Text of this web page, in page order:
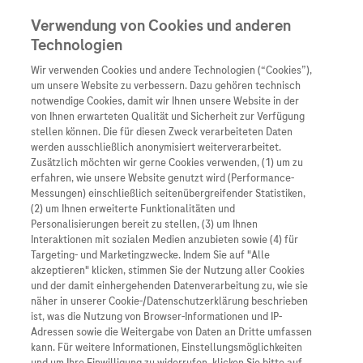
Unternehmen
Übersicht
Wer wir sind
Was uns antreibt
Unsere Standorte
Roche Stories
Events
Innovation
Übersicht
Forschung
Personalisierte
Digitalisierung
Blog Zukunftslabor
Übersicht
Unser Service für
Informationen zu
Diagnostik ist
Klinische Studien
Arzneimittel
Übersicht
Arzneimittel A-Z
Roche Pipeline
Roche Fachportal
Diagnostik
Kontakt
Presse
Karriere
Eine Krebsbehandlung, die auf Basis genetischer
Informationen und leistungsstarker Algorithmen
auf die individuellen Bedürfnisse von Patient:innen
zugeschnitten ist. Das ist schon lange keine Utopie
mehr. Mit dem Ineinandergreifen von modernster
Diagnostik, hochpräzisen Arzneimitteln und
Verwendung von Cookies und anderen
Technologien
Wir verwenden Cookies und andere Technologien (“Cookies”),
um unsere Website zu verbessern. Dazu gehören technisch
notwendige Cookies, damit wir Ihnen unsere Website in der
von Ihnen erwarteten Qualität und Sicherheit zur Verfügung
stellen können. Die für diesen Zweck verarbeiteten Daten
werden ausschließlich anonymisiert weiterverarbeitet.
Zusätzlich möchten wir gerne Cookies verwenden, (1) um zu
erfahren, wie unsere Website genutzt wird (Performance-
Messungen) einschließlich seitenübergreifender Statistiken,
(2) um Ihnen erweiterte Funktionalitäten und
Personalisierungen bereit zu stellen, (3) um Ihnen
Interaktionen mit sozialen Medien anzubieten sowie (4) für
Targeting- und Marketingzwecke. Indem Sie auf "Alle
akzeptieren" klicken, stimmen Sie der Nutzung aller Cookies
und der damit einhergehenden Datenverarbeitung zu, wie sie
näher in unserer Cookie-/Datenschutzerklärung beschrieben
ist, was die Nutzung von Browser-Informationen und IP-
Adressen sowie die Weitergabe von Daten an Dritte umfassen
kann. Für weitere Informationen, Einstellungsmöglichkeiten